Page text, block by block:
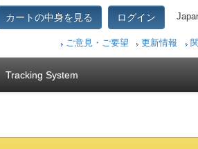
カートの中身を見る ログイン
ご意見・ご要望 更新情報
Tracking System